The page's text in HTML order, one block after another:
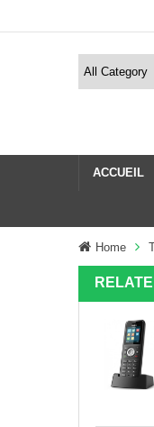
ACCUEIL
Home